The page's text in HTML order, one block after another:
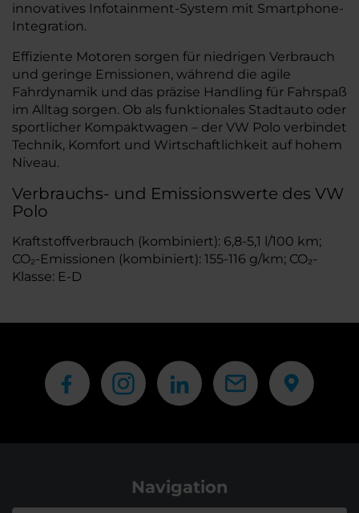
innovatives Infotainment-System mit Smartphone-
Integration.
Effiziente Motoren sorgen für niedrigen Verbrauch
und geringe Emissionen, während die agile
Fahrdynamik und das präzise Handling für Fahrspaß
im Alltag sorgen. Ob als funktionales Stadtauto oder
sportlicher Kompaktwagen – der VW Polo verbindet
Technik, Komfort und Wirtschaftlichkeit auf hohem
Niveau.
Verbrauchs- und Emissionswerte des VW
Polo
Kraftstoffverbrauch (kombiniert): 6,8-5,1 l/100 km;
CO₂-Emissionen (kombiniert): 155-116 g/km; CO₂-
Klasse: E-D
Navigation